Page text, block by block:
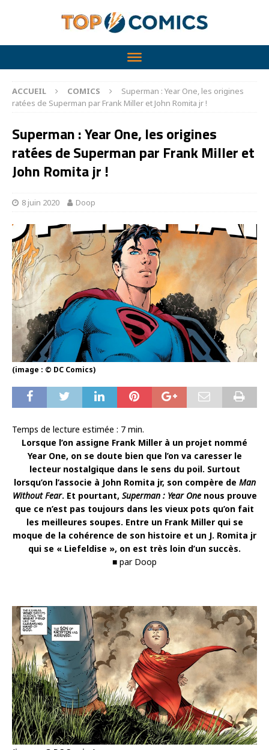
ACCUEIL COMICS
Superman : Year One, les origines
ratées de Superman par Frank Miller et John Romita jr !
Superman : Year One, les origines
ratées de Superman par Frank Miller et
John Romita jr !
8 juin 2020 Doop
(image : © DC Comics)
Temps de lecture estimée : 7 min.
Lorsque l’on assigne Frank Miller à un projet nommé
Year One, on se doute bien que l’on va caresser le
lecteur nostalgique dans le sens du poil. Surtout
lorsqu’on l’associe à John Romita jr, son compère de Man
Without Fear. Et pourtant, Superman : Year Onenous prouve
que ce n’est pas toujours dans les vieux pots qu’on fait
les meilleures soupes. Entre un Frank Miller qui se
moque de la cohérence de son histoire et un J. Romita jr
qui se « Liefeldise », on est très loin d’un succès.
■ par Doop